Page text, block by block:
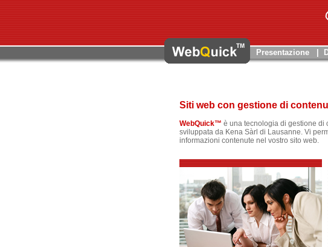
Presentazione
Siti web con gestione di
WebQuick™ è una tecnologia di gestione di
sviluppata da Kena Sàrl di Lausanne. Vi
informazioni contenute nel vostro sito web.